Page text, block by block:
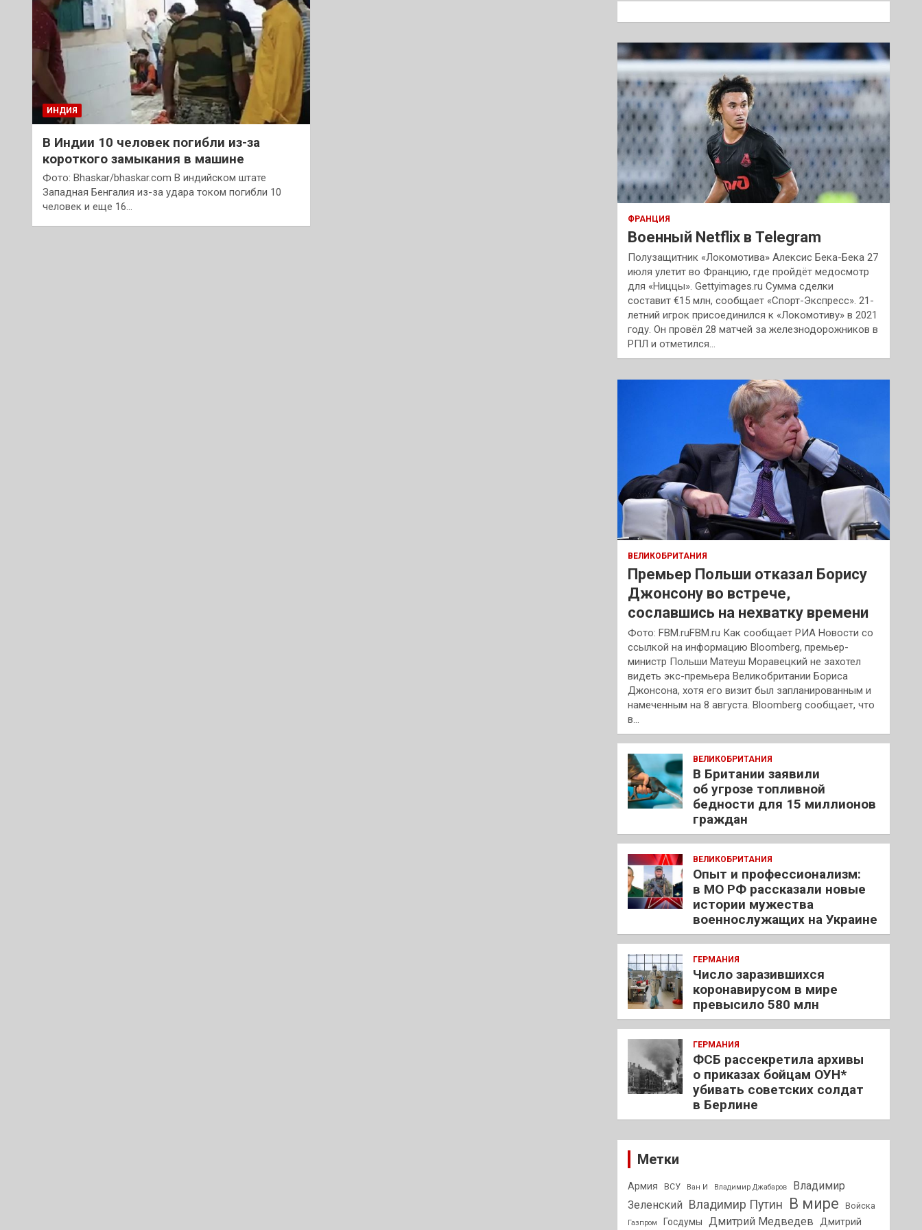
ИНДИЯ
В Индии 10 человек погибли из-за
короткого замыкания в машине
Фото: Bhaskar/bhaskar.com В индийском штате
Западная Бенгалия из-за удара током погибли 10
человек и еще 16…
к
ФРАНЦИЯ
Военный Netflix в Telegram
Полузащитник «Локомотива» Алексис Бека-Бека 27
июля улетит во Францию, где пройдёт медосмотр
для «Ниццы». Gettyimages.ru Сумма сделки
составит €15 млн, сообщает «Спорт-Экспресс». 21-
летний игрок присоединился к «Локомотиву» в 2021
году. Он провёл 28 матчей за железнодорожников в
РПЛ и отметился…
ВЕЛИКОБРИТАНИЯ
Премьер Польши отказал Борису
Джонсону во встрече,
сославшись на нехватку времени
Фото: FBM.ruFBM.ru Как сообщает РИА Новости со
ссылкой на информацию Bloomberg, премьер-
министр Польши Матеуш Моравецкий не захотел
видеть экс-премьера Великобритании Бориса
Джонсона, хотя его визит был запланированным и
намеченным на 8 августа. Bloomberg сообщает, что
в…
ВЕЛИКОБРИТАНИЯ
В Британии заявили
об угрозе топливной
бедности для 15 миллионов
граждан
ВЕЛИКОБРИТАНИЯ
Опыт и профессионализм:
в МО РФ рассказали новые
истории мужества
военнослужащих на Украине
ГЕРМАНИЯ
Число заразившихся
коронавирусом в мире
превысило 580 млн
ГЕРМАНИЯ
ФСБ рассекретила архивы
о приказах бойцам ОУН*
убивать советских солдат
в Берлине
Метки
Армия ВСУ Ван И Владимир Джабаров
Владимир
Зеленский
Владимир Путин В мире Войска
Газпром Госдумы Дмитрий Медведев Дмитрий